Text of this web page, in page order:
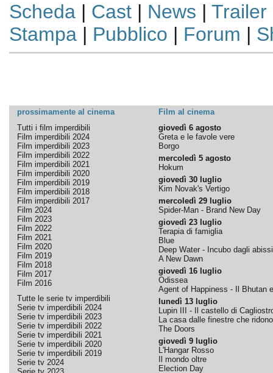
Scheda| Cast| News | Trailer
Stampa| Pubblico | Forum |
prossimamente al cinema
Film al cinema
Tutti i film imperdibili
Film imperdibili 2024
Film imperdibili 2023
Film imperdibili 2022
Film imperdibili 2021
Film imperdibili 2020
Film imperdibili 2019
Film imperdibili 2018
Film imperdibili 2017
Film 2024
Film 2023
Film 2022
Film 2021
Film 2020
Film 2019
Film 2018
Film 2017
Film 2016
Tutte le serie tv imperdibili
Serie tv imperdibili 2024
Serie tv imperdibili 2023
Serie tv imperdibili 2022
Serie tv imperdibili 2021
Serie tv imperdibili 2020
Serie tv imperdibili 2019
Serie tv 2024
giovedì 6 agosto
Greta e le favole vere
Borgo
mercoledì 5 agosto
Hokum
giovedì 30 luglio
Kim Novak's Vertigo
mercoledì 29 luglio
Spider-Man - Brand New Day
giovedì 23 luglio
Terapia di famiglia
Blue
Deep Water - Incubo dagli abissi
A New Dawn
giovedì 16 luglio
Odissea
Agent of Happiness - Il Bhutan
lunedì 13 luglio
Lupin III - Il castello di
La casa dalle finestre che ridono
The Doors
giovedì 9 luglio
L'Hangar Rosso
Il mondo oltre
Election Day